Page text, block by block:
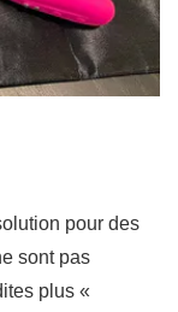
pour des
sont pas
plus «